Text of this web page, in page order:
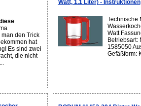
den Trick
hat
Es sind zwei
die nicht
Watt, 1.1 Liter) - Instruktionen
Technische
Watt
Betriebsart:
1585050
Gefäßform: